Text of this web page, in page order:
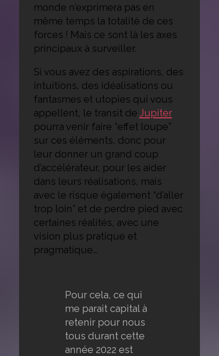
monde n’exprimera pas en
même temps la totalité de ces
forces ! Mais ce sont là les axes
principaux à surveiller.
Si vous avez des aspirations, des
intuitions, des idéalisations ou
fantasmes et utopies qui vous
appellent, le transit de Jupiter
pourra venir faire “effet loupe”
sur ces éléments, donc pour
leur donner un grand coup
d’accélérateur, pour les aider
dans leurs réalisations, mais
avec le risque également “d’aller
trop loin” et de perdre pied avec
certaines réalités, avec une
vision plus pratique et
pragmatique…
Pour cela, ce qui
me parait capital à
retenir pour nous
tous durant cette
année 2022 est